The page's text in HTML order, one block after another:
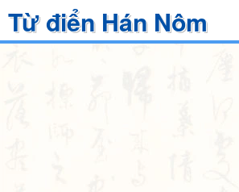
Từ điển Hán Nôm